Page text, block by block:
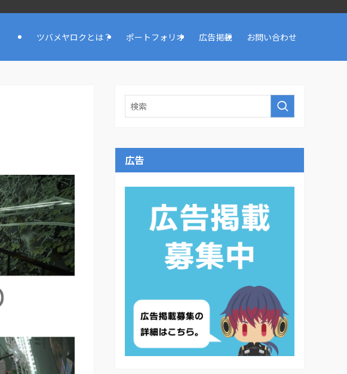
ツバメヤロクとは？ ポートフォリオ 広告掲載 お問い合わせ
広告